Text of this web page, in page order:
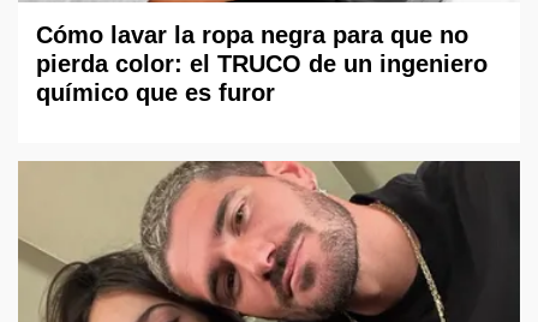
Cómo lavar la ropa negra para que no
pierda color: el TRUCO de un ingeniero
químico que es furor